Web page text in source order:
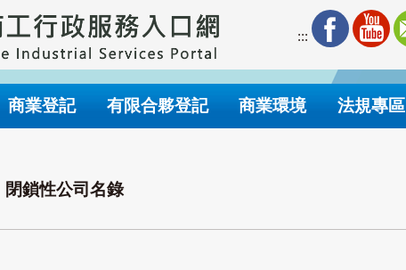
:::
商業登記 有限合夥登記 商業環境 法規專區
閉鎖性公司名錄